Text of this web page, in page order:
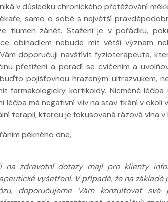
v důsledku chronického přetěžování
samo o sobě s největší
tlumen zánět. Stažení je v pořádku,
obinadlem nebude mít větší význam
doporučuji navštívit fyzioterapeuta,
přetížení a poradí se cvičením a
pojišťovnou hrazeným ultrazvukem,
farmakologicky kortikoidy. Nicméně
léčba má negativní vliv na stav tkání v okolí
terapii, kterou je fokusovaná rázová vlna
pěkného dne,
zdravotní dotazy mají pro klienty
vyšetření. V případě, že na
doporučujeme Vám konzultovat
Nabídka léčby ve
FYZIOklinice
Nabídka masáží